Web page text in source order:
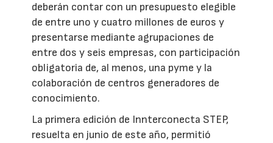
deberán contar con un presupuesto elegible
de entre uno y cuatro millones de euros y
presentarse mediante agrupaciones de
entre dos y seis empresas, con participación
obligatoria de, al menos, una pyme y la
colaboración de centros generadores de
conocimiento.
La primera edición de Innterconecta STEP,
resuelta en junio de este año, permitió